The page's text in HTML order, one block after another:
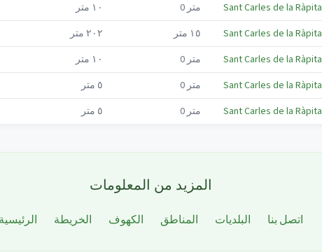
١٠ متر 0 متر Sant Carles de la Ràpita
٢٠٢ متر ١٥ متر Sant Carles de la Ràpita
١٠ متر 0 متر Sant Carles de la Ràpita
٥ متر 0 متر Sant Carles de la Ràpita
٥ متر 0 متر Sant Carles de la Ràpita
المزيد من المعلومات
الرئيسية الخريطة الكهوف المناطق البلديات اتصل بنا